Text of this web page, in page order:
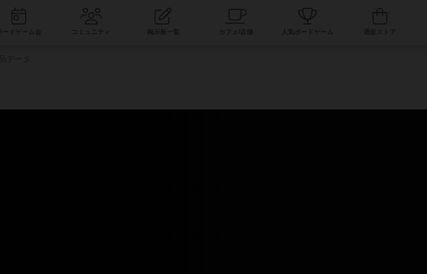
コミュニティ 人気ボードゲーム